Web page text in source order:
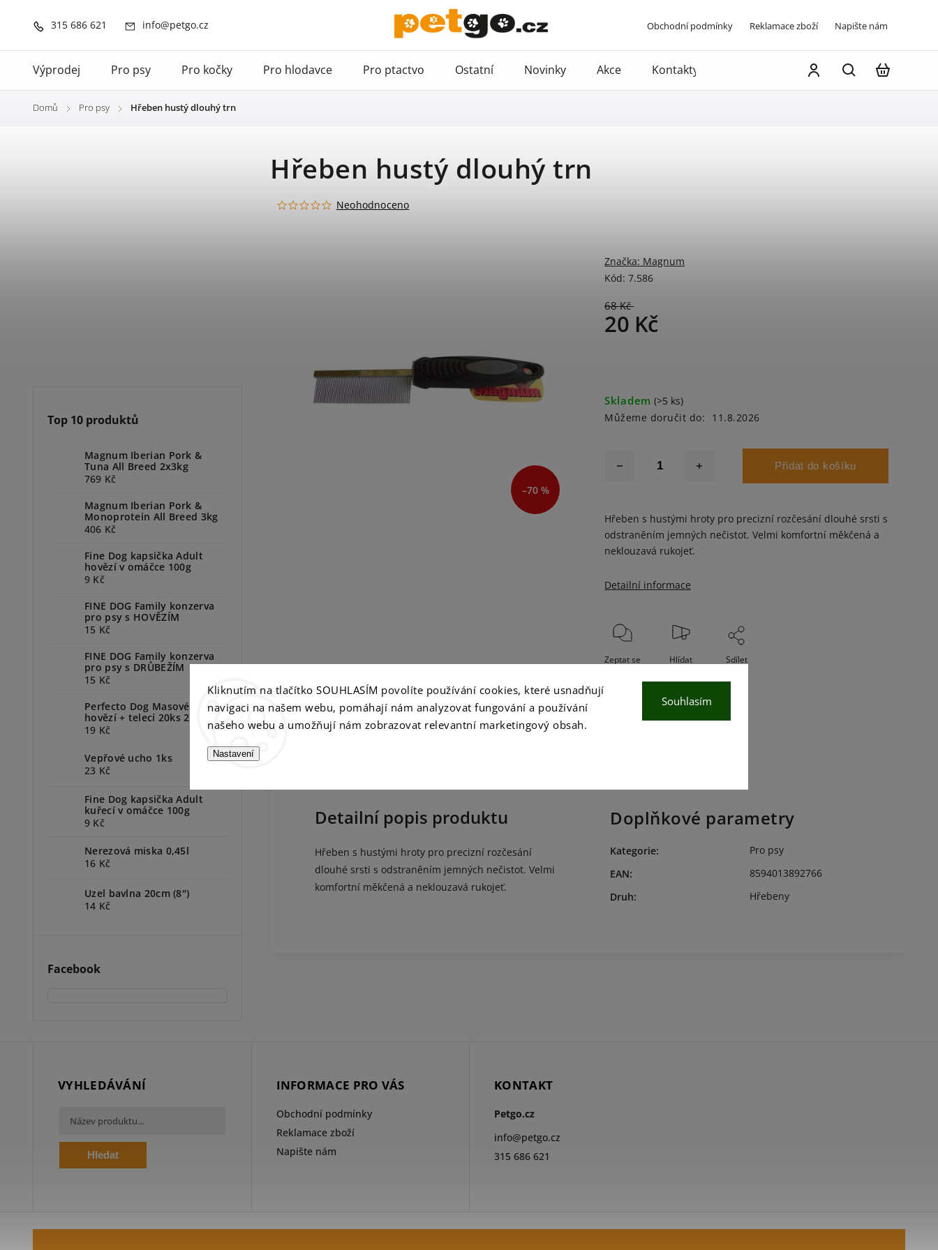
Kliknutím na tlačítko SOUHLASÍM povolíte používání cookies, které usnadňují
navigaci na našem webu, pomáhají nám analyzovat fungování a používání
našeho webu a umožňují nám zobrazovat relevantní marketingový obsah.
Nastavení
Souhlasím
315 686 621 info@petgo.cz Obchodní podmínky Reklamace zboží Napište nám
Výprodej Pro psy Pro kočky Pro hlodavce Pro ptactvo Ostatní Novinky Akce Kontakty
Domů / Pro psy / Hřeben hustý dlouhý trn
Top 10 produktů
Magnum Iberian Pork &
Tuna All Breed 2x3kg
769 Kč
Magnum Iberian Pork &
Monoprotein All Breed 3kg
406 Kč
Fine Dog kapsička Adult
hovězí v omáčce 100g
9 Kč
FINE DOG Family konzerva
pro psy s HOVĚZÍM
15 Kč
FINE DOG Family konzerva
pro psy s DRŮBEŽÍM
15 Kč
Perfecto Dog Masové plátky
hovězí + telecí 20ks 200g
19 Kč
Vepřové ucho 1ks
23 Kč
Fine Dog kapsička Adult
kuřecí v omáčce 100g
9 Kč
Nerezová miska 0,45l
16 Kč
Uzel bavlna 20cm (8")
14 Kč
Facebook
Hřeben hustý dlouhý trn
Neohodnoceno
–70 %
Kód: 7.586
Značka: Magnum
68 Kč
20 Kč
Skladem (>5 ks)
Můžeme doručit do:
11.8.2026
Přidat do košíku
Hřeben s hustými hroty pro precizní rozčesání dlouhé srsti s
odstraněním jemných nečistot. Velmi komfortní měkčená a
neklouzavá rukojeť.
Detailní informace
Zeptat se Hlídat Sdílet
Detailní popis produktu
Hřeben s hustými hroty pro precizní rozčesání
dlouhé srsti s odstraněním jemných nečistot. Velmi
komfortní měkčená a neklouzavá rukojeť.
Doplňkové parametry
Kategorie:
Pro psy
EAN:
8594013892766
Druh: Hřebeny
VYHLEDÁVÁNÍ
Hledat
INFORMACE PRO VÁS
Obchodní podmínky
Reklamace zboží
Napište nám
KONTAKT
Petgo.cz
info@petgo.cz
315 686 621